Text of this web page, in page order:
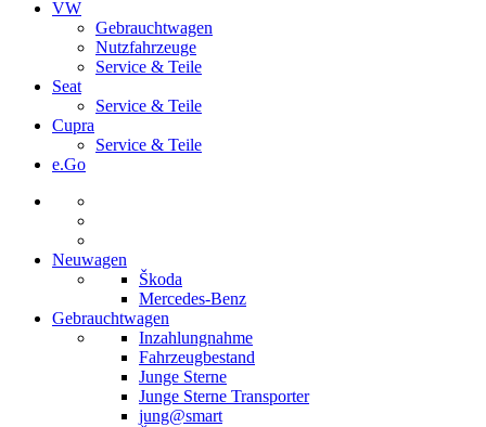
VW
Gebrauchtwagen
Nutzfahrzeuge
Service & Teile
Seat
Service & Teile
Cupra
Service & Teile
e.Go
Neuwagen
Škoda
Mercedes-Benz
Gebrauchtwagen
Inzahlungnahme
Fahrzeugbestand
Junge Sterne
Junge Sterne Transporter
jung@smart